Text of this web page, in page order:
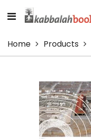
Home Products